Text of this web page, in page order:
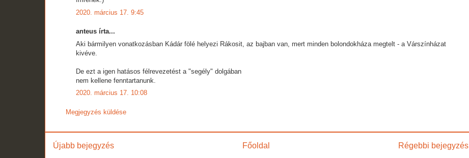
2020. március 17. 9:45
anteus írta...
Aki bármilyen vonatkozásban Kádár fölé helyezi Rákosit, az bajban van, mert minden bolondokháza megtelt - a Várszínházat
kivéve.
De ezt a igen hatásos félrevezetést a "segély" dolgában
nem kellene fenntartanunk.
2020. március 17. 10:08
Megjegyzés küldése
Újabb bejegyzés Régebbi bejegyzés
Főoldal